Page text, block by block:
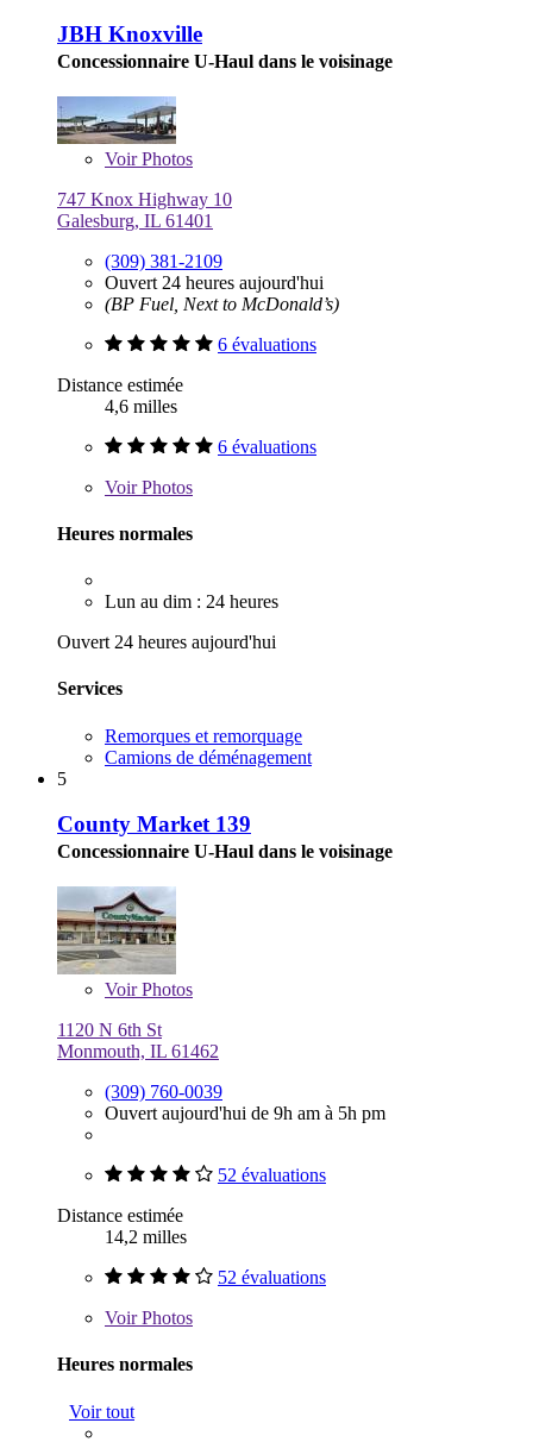
JBH Knoxville
Concessionnaire U-Haul dans le voisinage
VoirPhotos
747 Knox Highway 10
Galesburg, IL 61401
(309) 381-2109
Ouvert 24 heures aujourd'hui
(BP Fuel, Next to McDonald’s)
6 évaluations
Distance estimée
4,6 milles
6 évaluations
VoirPhotos
Heures normales
Lun au dim : 24 heures
Ouvert 24 heures aujourd'hui
Services
Remorques et remorquage
Camions de déménagement
5
County Market 139
Concessionnaire U-Haul dans le voisinage
VoirPhotos
1120 N 6th St
Monmouth, IL 61462
(309) 760-0039
Ouvert aujourd'hui de 9h am à 5h pm
52 évaluations
Distance estimée
14,2 milles
52 évaluations
VoirPhotos
Heures normales
Voir tout